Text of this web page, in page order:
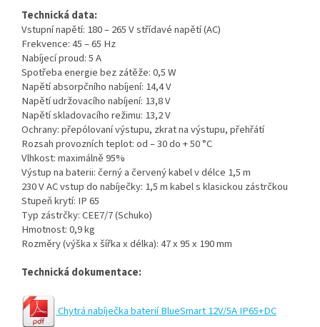
Technická data:
Vstupní napětí: 180 – 265 V střídavé napětí (AC)
Frekvence: 45 – 65 Hz
Nabíjecí proud: 5 A
Spotřeba energie bez zátěže: 0,5 W
Napětí absorpčního nabíjení: 14,4 V
Napětí udržovacího nabíjení: 13,8 V
Napětí skladovacího režimu: 13,2 V
Ochrany: přepólovaní výstupu, zkrat na výstupu, přehřátí
Rozsah provozních teplot: od – 30 do + 50 °C
Vlhkost: maximálně 95%
Výstup na baterii: černý a červený kabel v délce 1,5 m
230 V AC vstup do nabíječky: 1,5 m kabel s klasickou zástrčkou
Stupeň krytí: IP 65
Typ zástrčky: CEE7/7 (Schuko)
Hmotnost: 0,9 kg
Rozměry (výška x šířka x délka): 47 x 95 x 190 mm
Technická dokumentace:
Chytrá nabíječka baterií BlueSmart 12V/5A IP65+DC